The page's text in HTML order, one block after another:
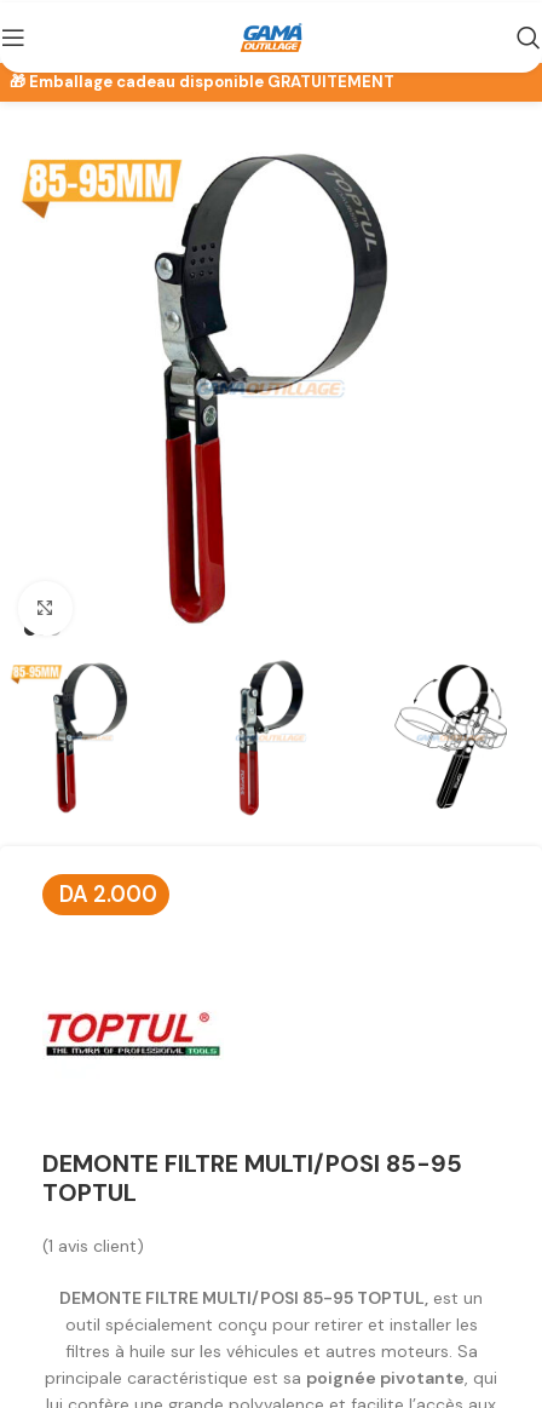
Click to enlarge
DA 2.000
DEMONTE FILTRE MULTI/POSI 85-95
TOPTUL
(1 avis client)
DEMONTE FILTRE MULTI/POSI 85-95 TOPTUL, est un
outil spécialement conçu pour retirer et installer les
filtres à huile sur les véhicules et autres moteurs. Sa
principale caractéristique est sa poignée pivotante, qui